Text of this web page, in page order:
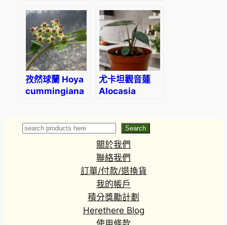
spot
孜然球蘭 Hoya
cummingiana
尤卡坦觀音蓮
Alocasia
Princess’
Search Search
關於我們
聯絡我們
訂單/付款/退換貨
我的帳戶
積分獎勵計劃
Herethere Blog